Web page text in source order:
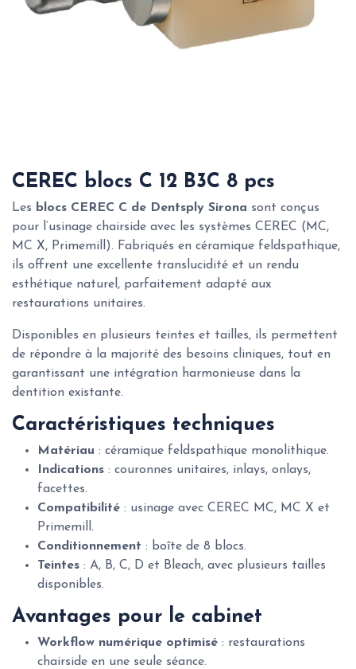
CEREC blocs C 12 B3C 8 pcs
Les blocs CEREC C de Dentsply Sirona sont conçus
pour l’usinage chairside avec les systèmes CEREC (MC,
MC X, Primemill). Fabriqués en céramique feldspathique,
ils offrent une excellente translucidité et un rendu
esthétique naturel, parfaitement adapté aux
restaurations unitaires.
Disponibles en plusieurs teintes et tailles, ils permettent
de répondre à la majorité des besoins cliniques, tout en
garantissant une intégration harmonieuse dans la
dentition existante.
Caractéristiques techniques
Matériau : céramique feldspathique monolithique.
Indications : couronnes unitaires, inlays, onlays,
facettes.
Compatibilité : usinage avec CEREC MC, MC X et
Primemill.
Conditionnement : boîte de 8 blocs.
Teintes : A, B, C, D et Bleach, avec plusieurs tailles
disponibles.
Avantages pour le cabinet
Workflow numérique optimisé : restaurations
chairside en une seule séance.